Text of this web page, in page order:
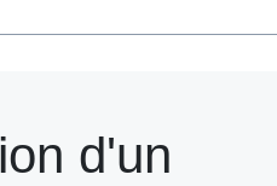
d'un